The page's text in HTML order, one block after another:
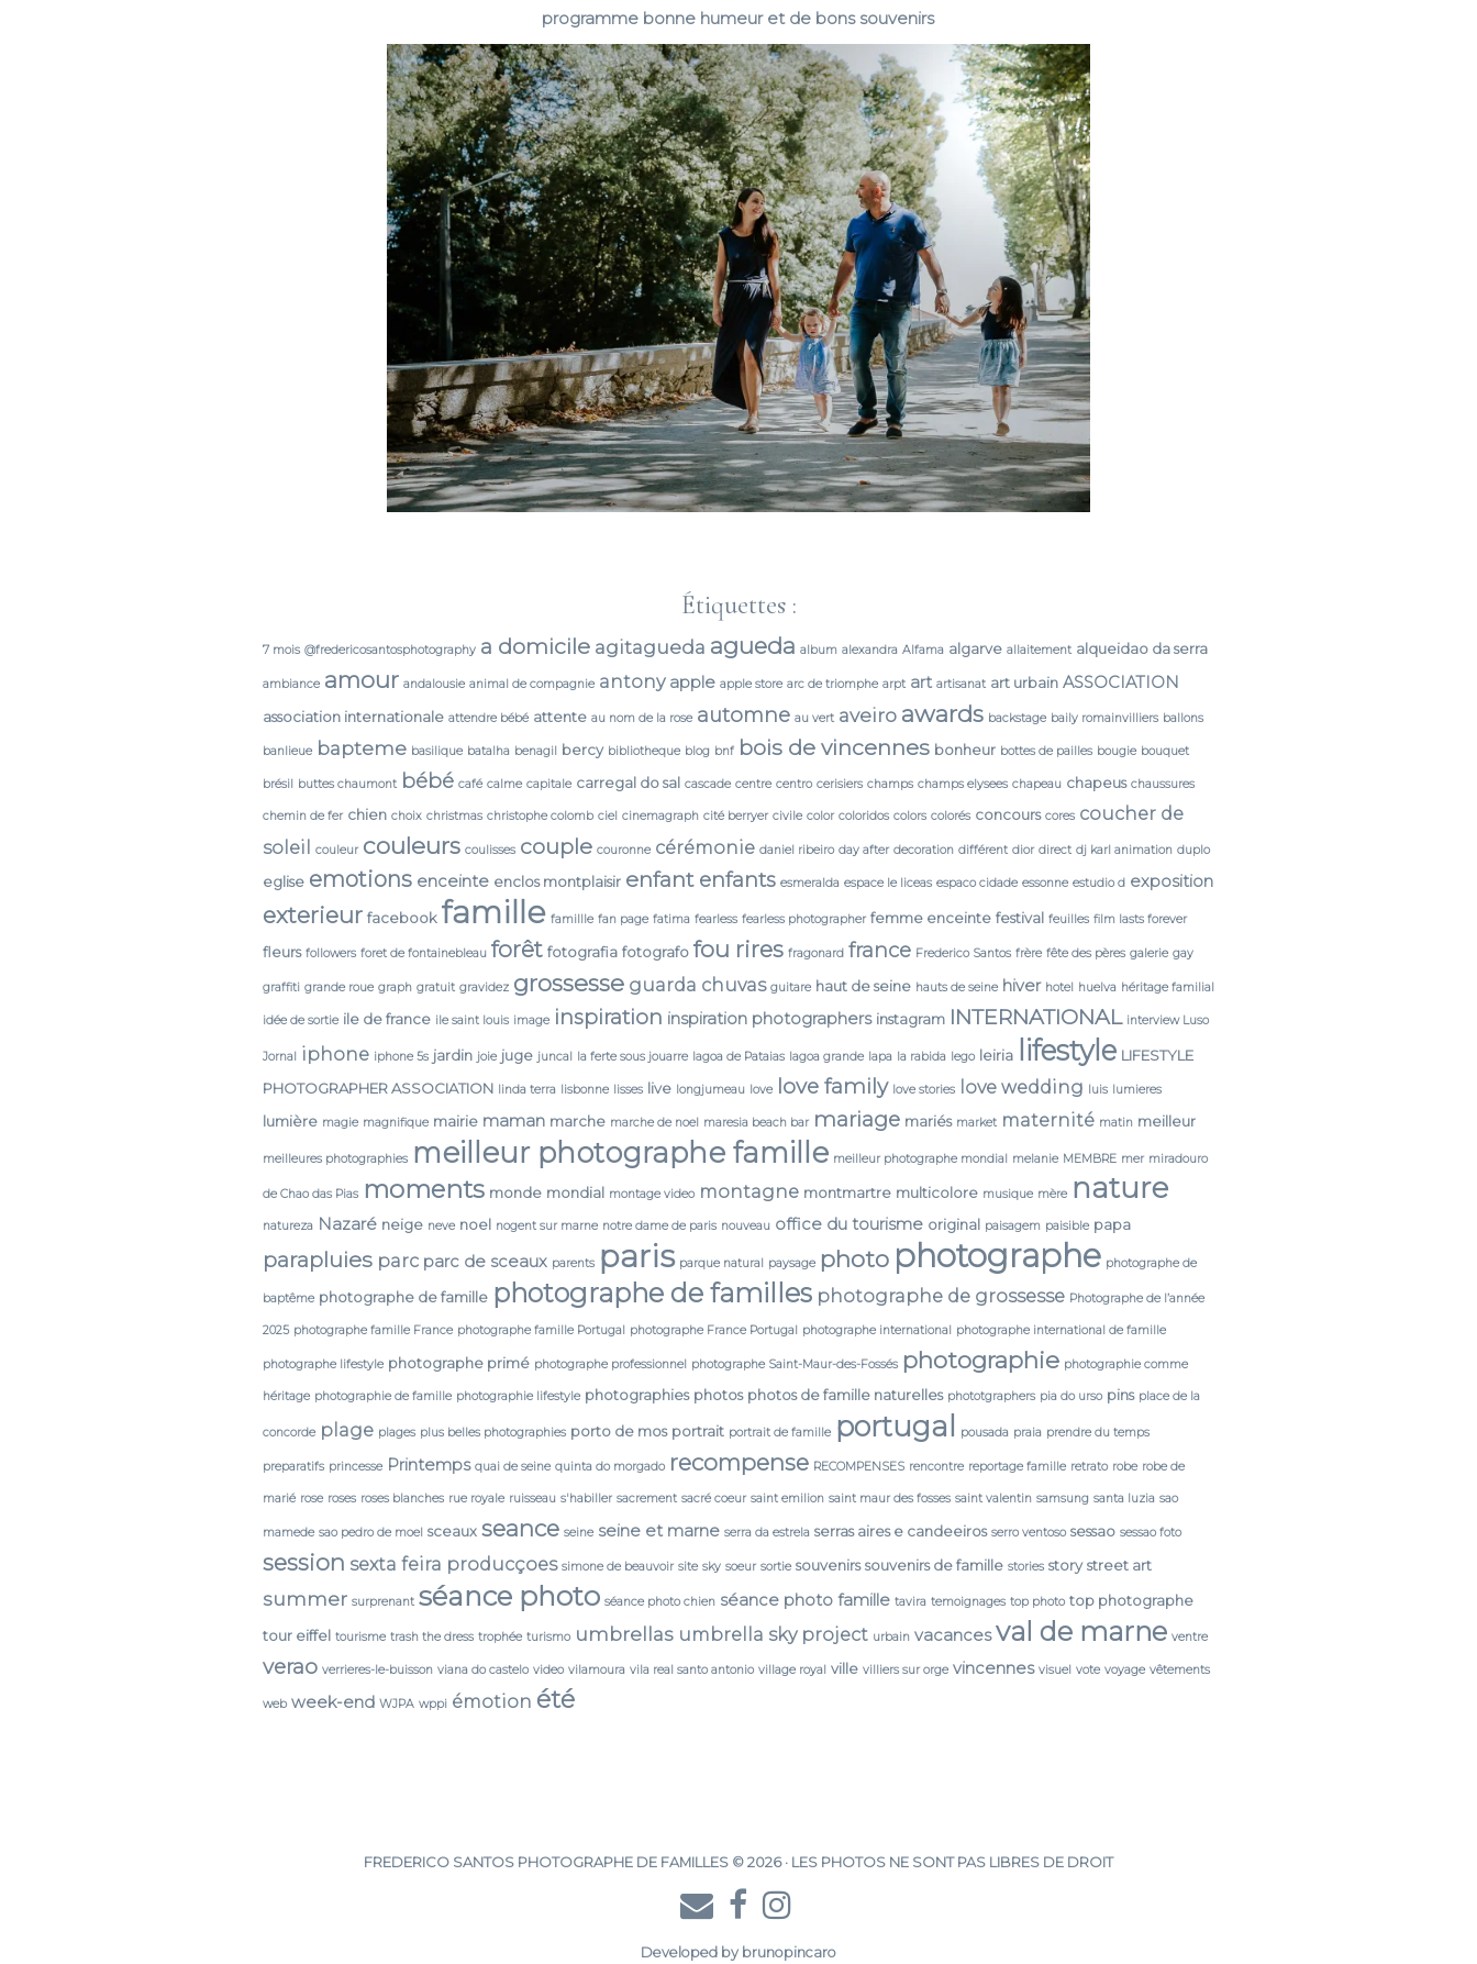
programme bonne humeur et de bons souvenirs
Étiquettes :
7 mois @fredericosantosphotography a domicile agitagueda agueda album alexandra Alfama algarve allaitement alqueidao da serra
ambiance amour andalousie animal de compagnie antony apple apple store arc de triomphe arpt art artisanat art urbain ASSOCIATION
association internationale attendre bébé attente au nom de la rose automne au vert aveiro awards backstage baily romainvilliers ballons
banlieue bapteme basilique batalha benagil bercy bibliotheque blog bnf bois de vincennes bonheur bottes de pailles bougie bouquet
brésil buttes chaumont bébé café calme capitale carregal do sal cascade centre centro cerisiers champs champs elysees chapeau chapeus chaussures
chemin de fer chien choix christmas christophe colomb ciel cinemagraph cité berryer civile color coloridos colors colorés concours cores coucher de
soleil
couleur couleurs coulisses couple couronne cérémonie daniel ribeiro day after decoration différent dior direct dj karl animation duplo
eglise emotions enceinte enclos montplaisir enfant enfants esmeralda espace le liceas espaco cidade essonne estudio d exposition
exterieur facebook famille famillle fan page fatima fearless fearless photographer femme enceinte festival feuilles film lasts forever
fleurs followers foret de fontainebleau forêt fotografia fotografo fou rires fragonard france Frederico Santos frère fête des pères galerie gay
graffiti grande roue graph gratuit gravidez grossesse guarda chuvas guitare haut de seine hauts de seine hiver hotel huelva héritage familial
idée de sortie ile de france ile saint louis image inspiration inspiration photographers instagram INTERNATIONAL interview Luso
Jornal iphone iphone 5s jardin joie juge juncal la ferte sous jouarre lagoa de Pataias lagoa grande lapa la rabida lego leiria lifestyle LIFESTYLE
PHOTOGRAPHER ASSOCIATION
linda terra lisbonne lisses live longjumeau love love family love stories love wedding luis lumieres
lumière magie magnifique mairie maman marche marche de noel maresia beach bar mariage mariés market maternité matin meilleur
meilleures photographies meilleur photographe famille meilleur photographe mondial melanie MEMBRE mer miradouro
de Chao das Pias moments monde mondial montage video montagne montmartre multicolore musique mère nature
natureza Nazaré neige neve noel nogent sur marne notre dame de paris nouveau office du tourisme original paisagem paisible papa
parapluies parc parc de sceaux parents paris parque natural paysage photo photographe photographe de
baptême photographe de famille photographe de familles photographe de grossesse Photographe de l’année
2025 photographe famille France photographe famille Portugal photographe France Portugal photographe international photographe international de famille
photographe lifestyle photographe primé photographe professionnel photographe Saint-Maur-des-Fossés photographie photographie comme
héritage photographie de famille photographie lifestyle photographies photos photos de famille naturelles phototgraphers pia do urso pins place de la
concorde plage plages plus belles photographies porto de mos portrait portrait de famille portugal pousada praia prendre du temps
preparatifs princesse Printemps quai de seine quinta do morgado recompense RECOMPENSES rencontre reportage famille retrato robe robe de
marié rose roses roses blanches rue royale ruisseau s'habiller sacrement sacré coeur saint emilion saint maur des fosses saint valentin samsung santa luzia sao
mamede sao pedro de moel sceaux seance seine seine et marne serra da estrela serras aires e candeeiros serro ventoso sessao sessao foto
session sexta feira producçoes simone de beauvoir site sky soeur sortie souvenirs souvenirs de famille stories story street art
summer surprenant séance photo séance photo chien séance photo famille tavira temoignages top photo top photographe
tour eiffel tourisme trash the dress trophée turismo umbrellas umbrella sky project urbain vacances val de marne ventre
verao verrieres-le-buisson viana do castelo video vilamoura vila real santo antonio village royal ville villiers sur orge vincennes visuel vote voyage vêtements
web week-end WJPA wppi émotion été
FREDERICO SANTOS PHOTOGRAPHE DE FAMILLES © 2026 · LES PHOTOS NE SONT PAS LIBRES DE DROIT
Developed by brunopincaro